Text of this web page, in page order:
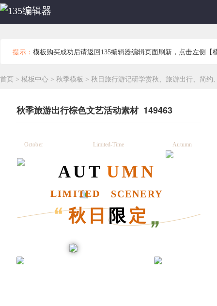
提示： 模板购买成功后请返回135编辑器编辑页面刷新，点击左侧【
首页 > 模板中心 > 秋季模板 > 秋日旅行游记研学赏秋、旅游出行、简约
秋季旅游出行棕色文艺活动素材 149463
AUT
秋日限定
SCENERY
LIMITED
UMN
October Limited-Time Autumn